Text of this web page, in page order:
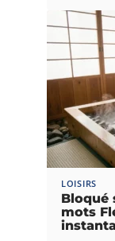
LOISIRS
Bloqué
mots